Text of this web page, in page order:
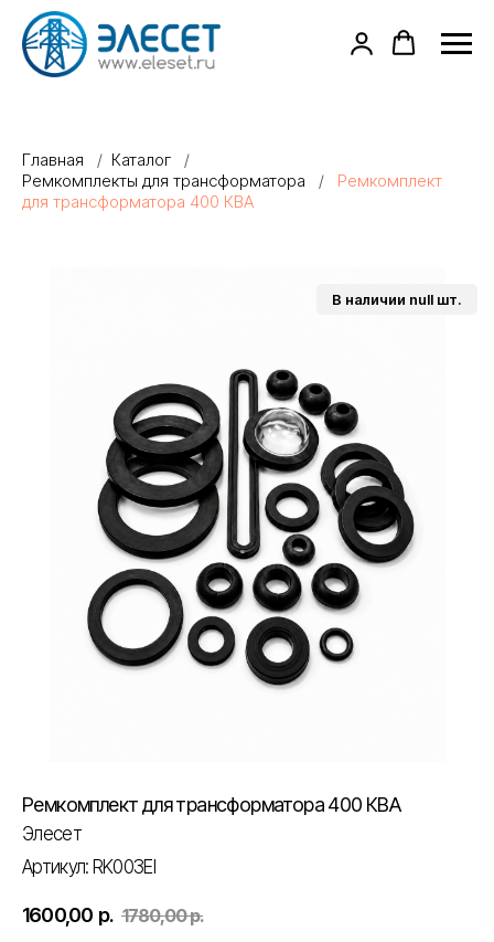
Главная / Каталог
/
Ремкомплекты для трансформатора
/
Ремкомплект
для трансформатора 400 КВА
Ремкомплект для трансформатора 400 КВА
Элесет
Артикул: RK003EI
1600,00 р. 1780,00р.